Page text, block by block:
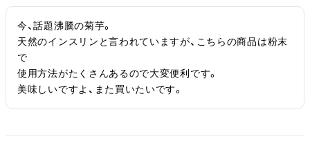
今、話題沸騰の菊芋。
天然のインスリンと言われていますが、こちらの商品は粉末
で
使用方法がたくさんあるので大変便利です。
美味しいですよ、また買いたいです。